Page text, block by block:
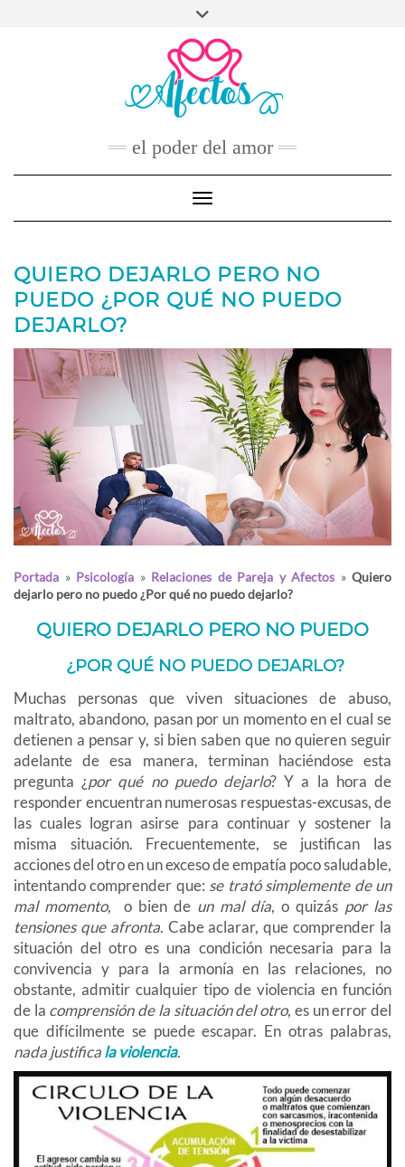
FACEBOOK
TWITTER
INSTAGRAM
PINTEREST
CONTACTO
el poder del amor
Toggle Navigation
QUIERO DEJARLO PERO NO
PUEDO ¿POR QUÉ NO PUEDO
DEJARLO?
Portada » Psicología » Relaciones de Pareja y Afectos » Quiero
dejarlo pero no puedo ¿Por qué no puedo dejarlo?
QUIERO DEJARLO PERO NO PUEDO
¿POR QUÉ NO PUEDO DEJARLO?
Muchas personas que viven situaciones de abuso,
maltrato, abandono, pasan por un momento en el cual se
detienen a pensar y, si bien saben que no quieren seguir
adelante de esa manera, terminan haciéndose esta
pregunta ¿por qué no puedo dejarlo? Y a la hora de
responder encuentran numerosas respuestas-excusas, de
las cuales logran asirse para continuar y sostener la
misma situación. Frecuentemente, se justifican las
acciones del otro en un exceso de empatía poco saludable,
intentando comprender que: se trató simplemente de un
mal momento, o bien de un mal día, o quizás por las
tensiones que afronta. Cabe aclarar, que comprender la
situación del otro es una condición necesaria para la
convivencia y para la armonía en las relaciones, no
obstante, admitir cualquier tipo de violencia en función
de la comprensión de la situación del otro, es un error del
que difícilmente se puede escapar. En otras palabras,
nada justificala violencia.